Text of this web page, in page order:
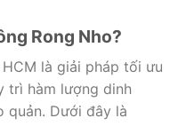
Rong Nho?
là giải pháp tối ưu
trì hàm lượng dinh
quản. Dưới đây là